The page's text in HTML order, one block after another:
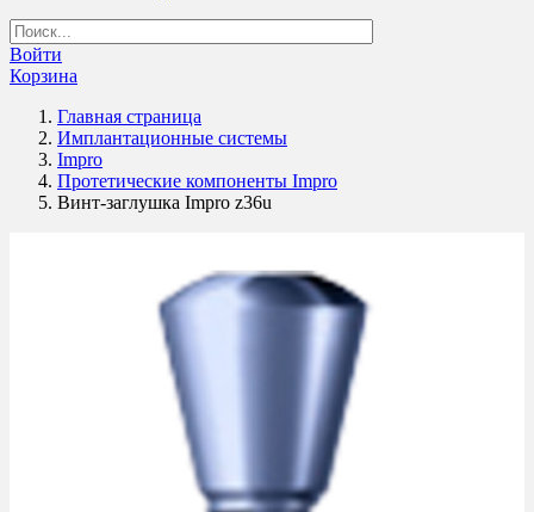
Войти
Корзина
Главная страница
Имплантационные системы
Impro
Протетические компоненты Impro
Винт-заглушка Impro z36u